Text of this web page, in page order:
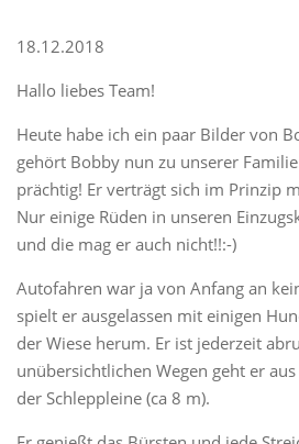
18.12.2018
Hallo liebes Team!
Heute habe ich ein paar Bilder von
gehört Bobby nun zu unserer
prächtig! Er verträgt sich im Prinzip
Nur einige Rüden in unseren
und die mag er auch nicht!!:-)
Autofahren war ja von Anfang an
spielt er ausgelassen mit einigen
der Wiese herum. Er ist jederzeit
unübersichtlichen Wegen geht er
der Schleppleine (ca 8 m).